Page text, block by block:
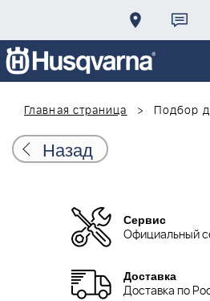
Главная страница
Подбор
Назад
Сервис
Официальный
Доставка
Доставка по